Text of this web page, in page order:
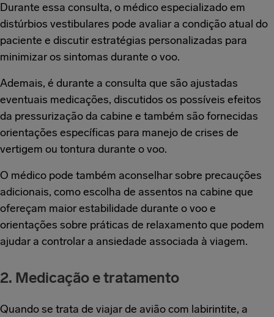
Durante essa consulta, o médico especializado em
distúrbios vestibulares pode avaliar a condição atual do
paciente e discutir estratégias personalizadas para
minimizar os sintomas durante o voo.
Ademais, é durante a consulta que são ajustadas
eventuais medicações, discutidos os possíveis efeitos
da pressurização da cabine e também são fornecidas
orientações específicas para manejo de crises de
vertigem ou tontura durante o voo.
O médico pode também aconselhar sobre precauções
adicionais, como escolha de assentos na cabine que
ofereçam maior estabilidade durante o voo e
orientações sobre práticas de relaxamento que podem
ajudar a controlar a ansiedade associada à viagem.
2. Medicação e tratamento
Quando se trata de viajar de avião com labirintite, a